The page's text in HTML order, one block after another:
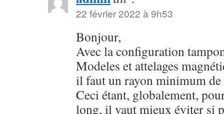
22 février 2022 à 9h53
Bonjour,
Avec la configuration
Modeles et attelages
il faut un rayon minimum
Ceci étant, globalement,
long, il vaut mieux éviter si